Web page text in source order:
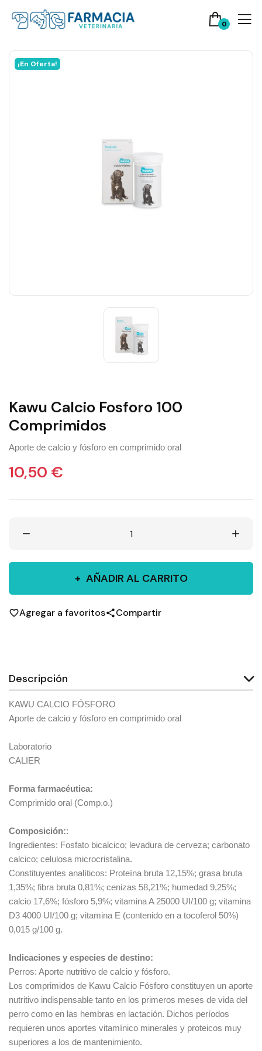
0
¡En Oferta!
Kawu Calcio Fosforo 100
Comprimidos
Aporte de calcio y fósforo en comprimido oral
10,50 €
remove add
AÑADIR AL CARRITO
favorite_borderAgregar a favoritosshareCompartir
Descripción
KAWU CALCIO FÓSFORO
Aporte de calcio y fósforo en comprimido oral
Laboratorio
CALIER
Forma farmacéutica:
Comprimido oral (Comp.o.)
Composición::
Ingredientes: Fosfato bicalcico; levadura de cerveza; carbonato
calcico; celulosa microcristalina.
Constituyentes analíticos: Proteína bruta 12,15%; grasa bruta
1,35%; fibra bruta 0,81%; cenizas 58,21%; humedad 9,25%;
calcio 17,6%; fósforo 5,9%; vitamina A 25000 UI/100 g; vitamina
D3 4000 UI/100 g; vitamina E (contenido en a tocoferol 50%)
0,015 g/100 g.
Indicaciones y especies de destino:
Perros: Aporte nutritivo de calcio y fósforo.
Los comprimidos de Kawu Calcio Fósforo constituyen un aporte
nutritivo indispensable tanto en los primeros meses de vida del
perro como en las hembras en lactación. Dichos períodos
requieren unos aportes vitamínico minerales y proteicos muy
superiores a los de mantenimiento.